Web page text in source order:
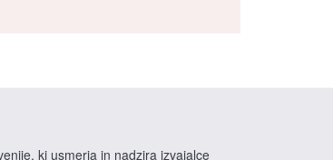
ki usmerja in nadzira izvajalce